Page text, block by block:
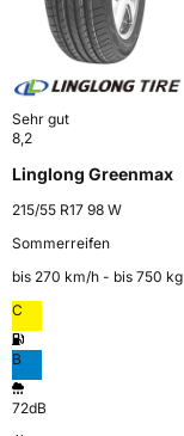
Sehr gut
8,2
Linglong Greenmax
215/55 R17 98 W
Sommerreifen
bis 270 km⁠/⁠h - bis 750 kg
C
B
72dB